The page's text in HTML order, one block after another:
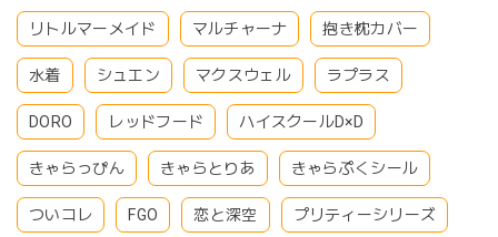
リトルマーメイド マルチャーナ 抱き枕カバー
水着 シュエン マクスウェル ラプラス
DORO レッドフード ハイスクールD×D
きゃらっぴん きゃらとりあ きゃらぷくシール
ついコレ FGO 恋と深空 プリティーシリーズ